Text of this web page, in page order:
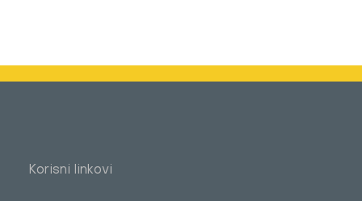
Korisni linkovi